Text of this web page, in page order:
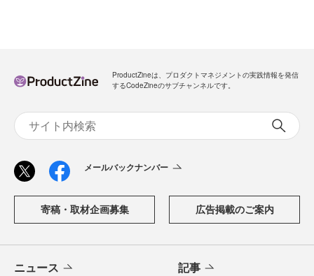
ProductZineは、プロダクトマネジメントの実践情報を発信
するCodeZineのサブチャンネルです。
メールバックナンバー
寄稿・取材企画募集 広告掲載のご案内
ニュース 記事